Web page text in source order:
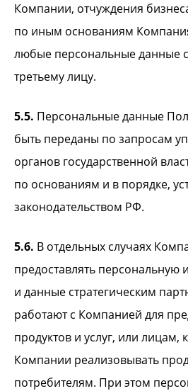
Компании, отчуждения
по иным основаниям
любые персональные данные
третьему лицу.
5.5. Персональные данные
быть переданы по запросам
органов государственной
по основаниям и в порядке,
законодательством РФ.
5.6. В отдельных случаях
предоставлять
и данные стратегическим
работают с Компанией для
продуктов и услуг, или
Компании реализовывать
потребителям. При этом